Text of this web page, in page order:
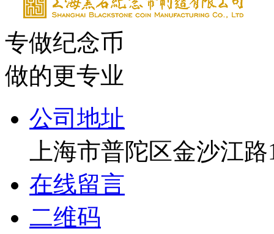
专做纪念币
做的更专业
公司地址
上海市普陀区金沙江
在线留言
二维码